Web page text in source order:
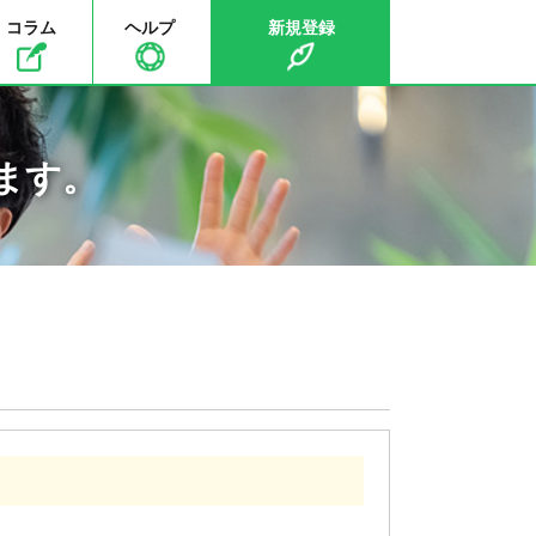
コラム ヘルプ 新規登録
す。